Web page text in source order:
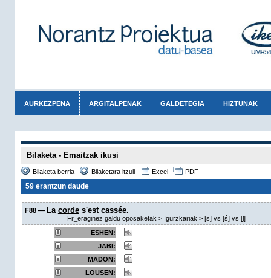
AURKEZPENA ARGITALPENAK GALDETEGIA HIZTUNAK
Bilaketa - Emaitzak ikusi
Bilaketa berria Bilaketara itzuli Excel PDF
59 erantzun daude
F88 — La cordes'est cassée.
Fr_eraginez galdu oposaketak > Igurzkariak > [s] vs [ś] vs [ʃ]
ESHEN:
JABI:
MADON:
LOUSEN: